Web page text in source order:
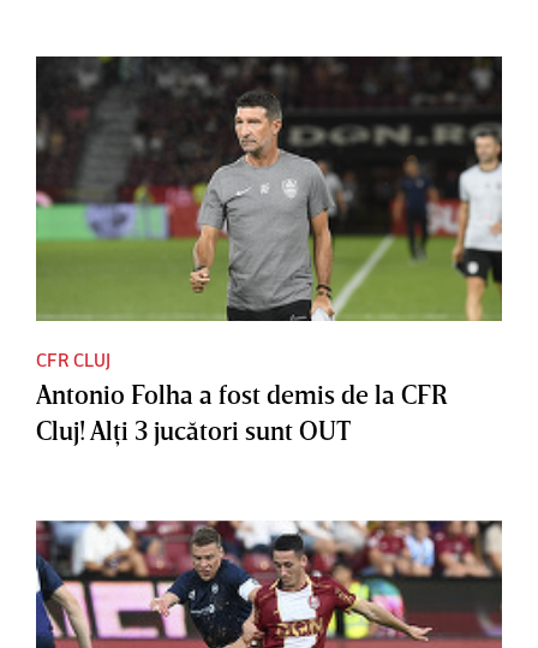
CFR CLUJ
Antonio Folha a fost demis de la CFR
Cluj! Alţi 3 jucători sunt OUT